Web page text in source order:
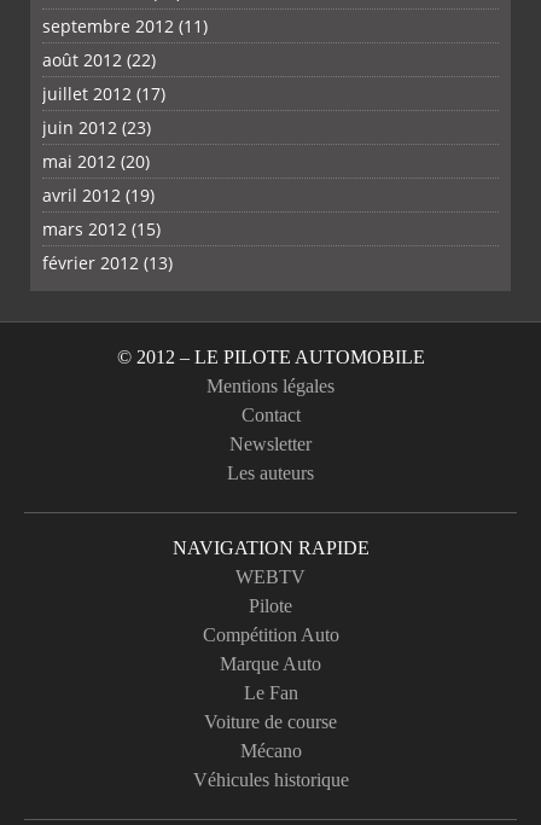
septembre 2012 (11)
août 2012 (22)
juillet 2012 (17)
juin 2012 (23)
mai 2012 (20)
avril 2012 (19)
mars 2012 (15)
février 2012 (13)
© 2012 – LE PILOTE AUTOMOBILE
Mentions légales
Contact
Newsletter
Les auteurs
NAVIGATION RAPIDE
WEBTV
Pilote
Compétition Auto
Marque Auto
Le Fan
Voiture de course
Mécano
Véhicules historique